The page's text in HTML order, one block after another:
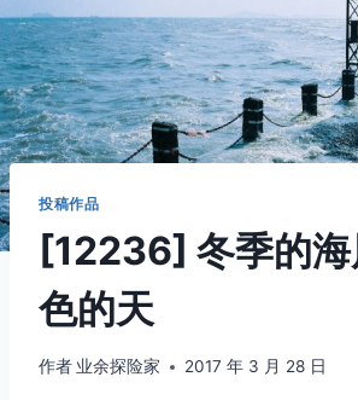
投稿作品
[12236] 冬季的
色的天
作者 业余探险家 2017 年 3 月 28 日